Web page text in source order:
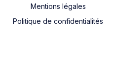
Mentions légales
Politique de confidentialités